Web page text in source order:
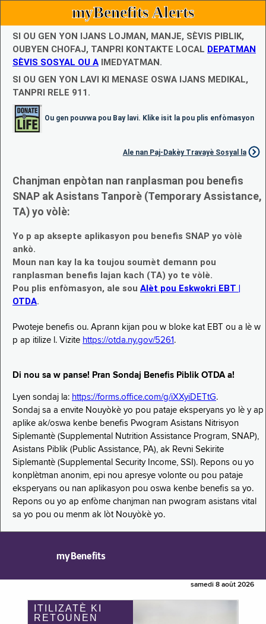
myBenefits Alerts
SI OU GEN YON IJANS LOJMAN, MANJE, SÈVIS PIBLIK,
OUBYEN CHOFAJ, TANPRI KONTAKTE LOCAL DEPATMAN
SÈVIS SOSYAL OU A IMEDYATMAN.
SI OU GEN YON LAVI KI MENASE OSWA IJANS MEDIKAL,
TANPRI RELE 911.
Ou gen pouvwa pou Bay lavi. Klike isit la pou plis enfòmasyon
Ale nan Paj-Dakèy Travayè Sosyal la
Chanjman enpòtan nan ranplasman pou benefis
SNAP ak Asistans Tanporè (Temporary Assistance,
TA) yo vòlè:
Yo p ap aksepte aplikasyon pou benefis SNAP yo vòlè
ankò.
Moun nan kay la ka toujou soumèt demann pou
ranplasman benefis lajan kach (TA) yo te vòlè.
Pou plis enfòmasyon, ale sou Alèt pou Eskwokri EBT |
OTDA.
Pwoteje benefis ou. Aprann kijan pou w bloke kat EBT ou a lè w
p ap itilize l. Vizite https://otda.ny.gov/5261 .
Di nou sa w panse! Pran Sondaj Benefis Piblik OTDA a!
Lyen sondaj la: https://forms.office.com/g/iXXyiDETtG.
Sondaj sa a envite Nouyòkè yo pou pataje eksperyans yo lè y ap
aplike ak/oswa kenbe benefis Pwogram Asistans Nitrisyon
Siplemantè (Supplemental Nutrition Assistance Program, SNAP),
Asistans Piblik (Public Assistance, PA), ak Revni Sekirite
Siplemantè (Supplemental Security Income, SSI). Repons ou yo
konplètman anonim, epi nou apresye volonte ou pou pataje
eksperyans ou nan aplikasyon pou oswa kenbe benefis sa yo.
Repons ou yo ap enfòme chanjman nan pwogram asistans vital
sa yo pou ou menm ak lòt Nouyòkè yo.
myBenefits
samedi 8 août 2026
ITILIZATÈ KI
RETOUNEN